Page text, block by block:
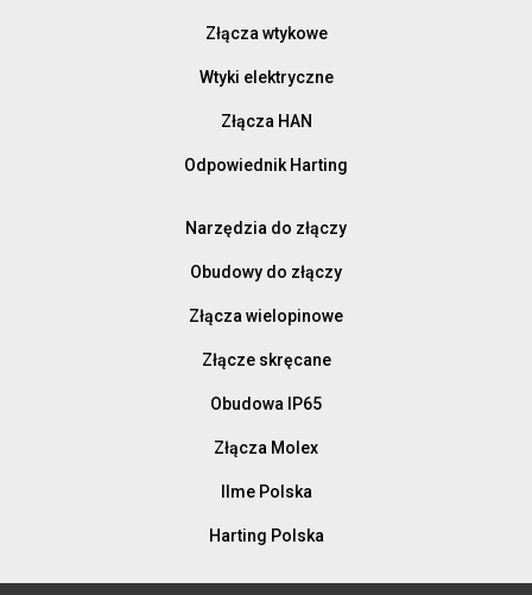
Złącza wtykowe
Wtyki elektryczne
Złącza HAN
Odpowiednik Harting
Narzędzia do złączy
Obudowy do złączy
Złącza wielopinowe
Złącze skręcane
Obudowa IP65
Złącza Molex
Ilme Polska
Harting Polska